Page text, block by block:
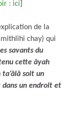
: ici
de la
savants du
cette âyah
soit un
dans un endroit et